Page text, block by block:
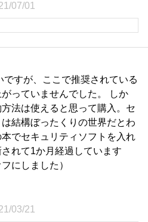
07/01
ですが、ここで推奨されている
っていませんでした。 しか
法は使えると思って購入。セ
結構ぼったくりの世界だとわ
でセキュリティソフトを入れ
れて1か月経過しています
にしました）
03/21